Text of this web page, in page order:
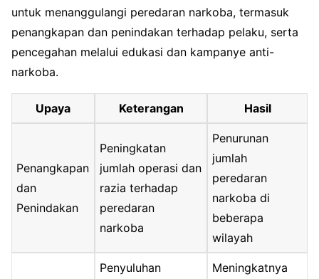
untuk menanggulangi peredaran narkoba, termasuk
penangkapan dan penindakan terhadap pelaku, serta
pencegahan melalui edukasi dan kampanye anti-
narkoba.
Upaya Keterangan Hasil
Penangkapan
dan
Penindakan
Peningkatan
jumlah operasi dan
razia terhadap
peredaran
narkoba
Penurunan
jumlah
peredaran
narkoba di
beberapa
wilayah
Penyuluhan
Meningkatnya